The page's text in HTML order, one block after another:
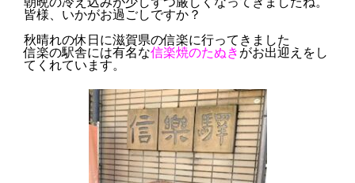
皆様、いかがお過ごしですか？
秋晴れの休日に滋賀県の信楽に行ってきました
信楽の駅舎には有名な信楽焼のたぬき がお出迎えをし
てくれています。